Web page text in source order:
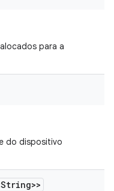
para a
do dispositivo